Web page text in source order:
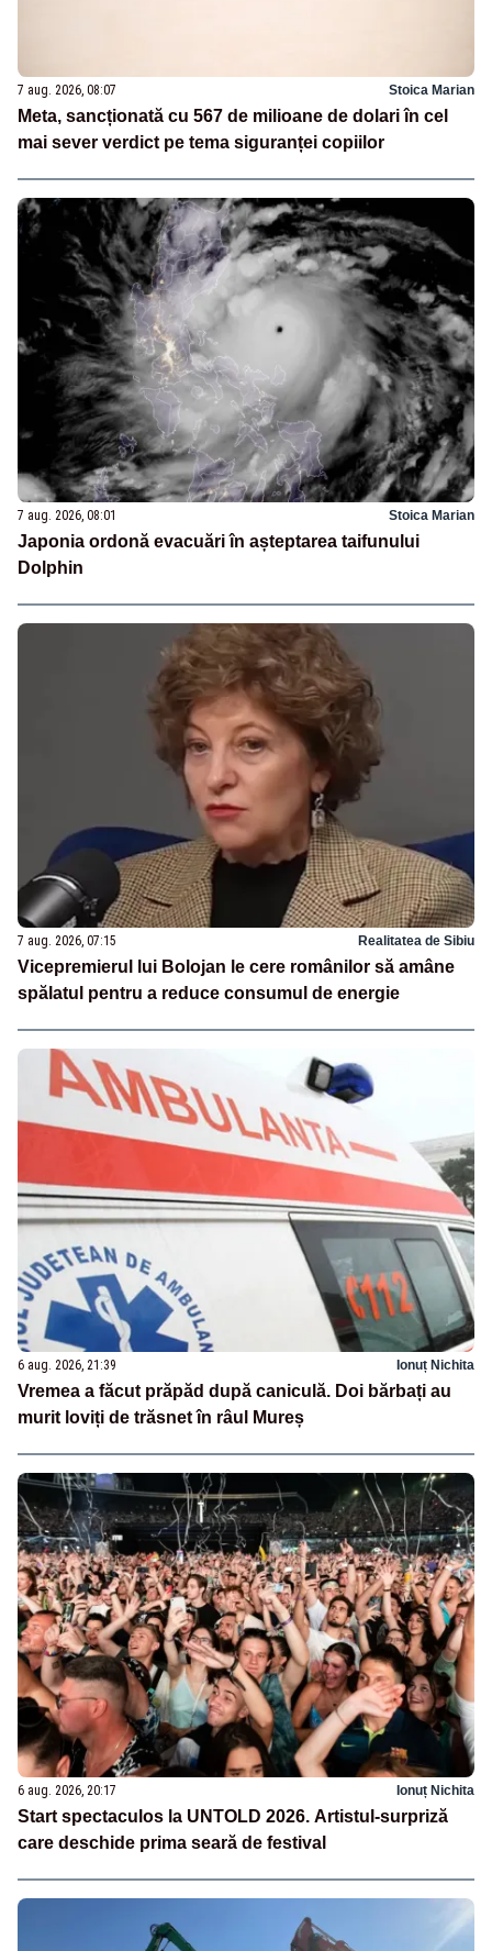
7 aug. 2026, 08:07 Stoica Marian
Meta, sancționată cu 567 de milioane de dolari în cel
mai sever verdict pe tema siguranței copiilor
7 aug. 2026, 08:01 Stoica Marian
Japonia ordonă evacuări în așteptarea taifunului
Dolphin
7 aug. 2026, 07:15 Realitatea de Sibiu
Vicepremierul lui Bolojan le cere românilor să amâne
spălatul pentru a reduce consumul de energie
6 aug. 2026, 21:39 Ionuț Nichita
Vremea a făcut prăpăd după caniculă. Doi bărbați au
murit loviți de trăsnet în râul Mureș
6 aug. 2026, 20:17 Ionuț Nichita
Start spectaculos la UNTOLD 2026. Artistul-surpriză
care deschide prima seară de festival